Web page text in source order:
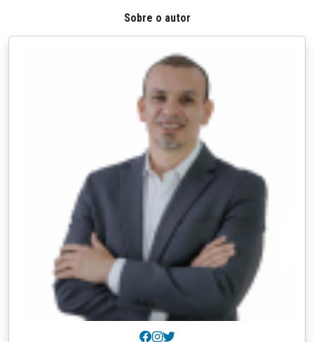
Sobre o autor